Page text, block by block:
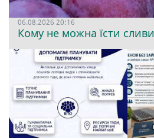
06.08.2026 20:16
Кому не можна їсти сливи